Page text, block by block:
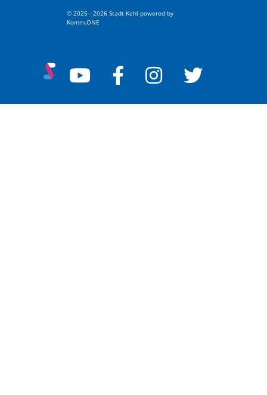
© 2025 - 2026 Stadt Kehl powered by
Komm.ONE